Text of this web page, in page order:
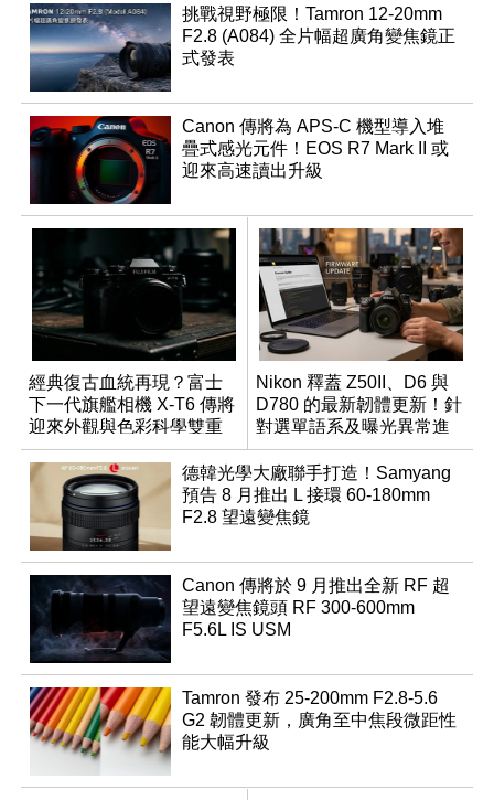
挑戰視野極限！Tamron 12-20mm
F2.8 (A084) 全片幅超廣角變焦鏡正
式發表
Canon 傳將為 APS-C 機型導入堆
疊式感光元件！EOS R7 Mark II 或
迎來高速讀出升級
經典復古血統再現？富士
下一代旗艦相機 X-T6 傳將
迎來外觀與色彩科學雙重
優化
Nikon 釋蓋 Z50II、D6 與
D780 的最新韌體更新！針
對選單語系及曝光異常進
行修復
德韓光學大廠聯手打造！Samyang
預告 8 月推出 L 接環 60-180mm
F2.8 望遠變焦鏡
Canon 傳將於 9 月推出全新 RF 超
望遠變焦鏡頭 RF 300-600mm
F5.6L IS USM
Tamron 發布 25-200mm F2.8-5.6
G2 韌體更新，廣角至中焦段微距性
能大幅升級